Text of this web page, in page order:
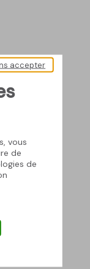
vous
de
de
accepter